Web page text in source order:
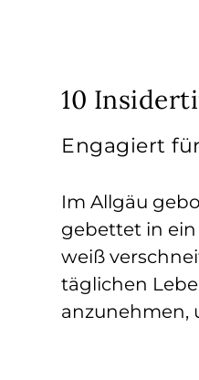
10
Engagiert
Im Allgäu
gebettet in
weiß
täglichen
anzunehmen,